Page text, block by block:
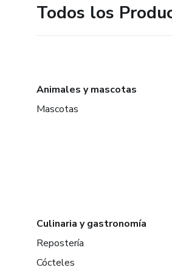
Todos los
Animales y mascotas
Mascotas
Culinaria y gastronomía
Repostería
Cócteles